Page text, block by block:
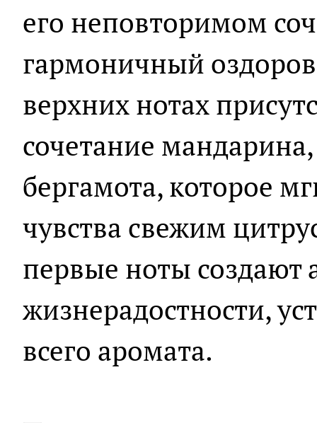
его неповторимом
гармоничный
верхних нотах
сочетание
бергамота, которое
чувства свежим
первые ноты создают
жизнерадостности,
всего аромата.